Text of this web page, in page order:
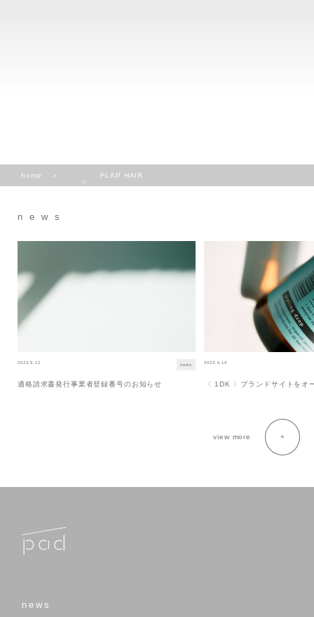
home FLAP HAIR
news
2023.9.12 news
適格請求書発行事業者登録番号のお知らせ
2023.6.14
〈 1DK 〉ブランドサイトをオ
view more
news